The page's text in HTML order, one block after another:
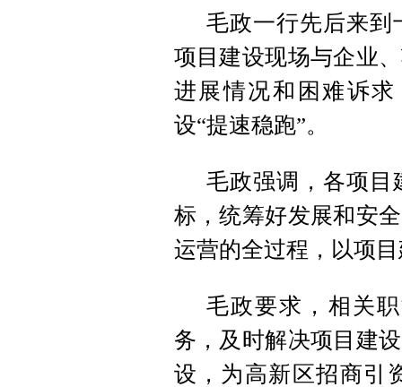
毛政一行先后来到
项目建设现场与企业
进展情况和困难诉
设“提速稳跑”。
毛政强调，各项目
标，统筹好发展和安
运营的全过程，以项
毛政要求，相关
务，及时解决项目建
设，为高新区招商引